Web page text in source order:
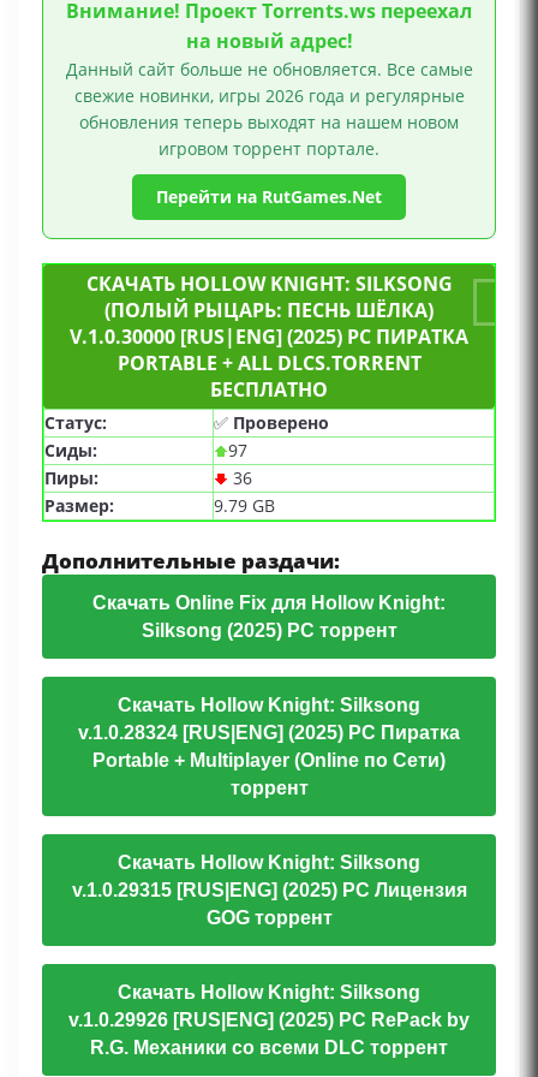
Внимание! Проект Torrents.ws переехал
на новый адрес!
Данный сайт больше не обновляется. Все самые
свежие новинки, игры 2026 года и регулярные
обновления теперь выходят на нашем новом
игровом торрент портале.
Перейти на RutGames.Net
СКАЧАТЬ HOLLOW KNIGHT: SILKSONG
(ПОЛЫЙ РЫЦАРЬ: ПЕСНЬ ШЁЛКА)
V.1.0.30000 [RUS|ENG] (2025) PC ПИРАТКА
PORTABLE + ALL DLCS.TORRENT
БЕСПЛАТНО
Статус: ✅ Проверено
Сиды:
97
Пиры:
36
Размер:
9.79 GB
Дополнительные раздачи:
Скачать Online Fix для Hollow Knight:
Silksong (2025) PC торрент
Скачать Hollow Knight: Silksong
v.1.0.28324 [RUS|ENG] (2025) PC Пиратка
Portable + Multiplayer (Online по Сети)
торрент
Скачать Hollow Knight: Silksong
v.1.0.29315 [RUS|ENG] (2025) PC Лицензия
GOG торрент
Скачать Hollow Knight: Silksong
v.1.0.29926 [RUS|ENG] (2025) PC RePack by
R.G. Механики со всеми DLC торрент